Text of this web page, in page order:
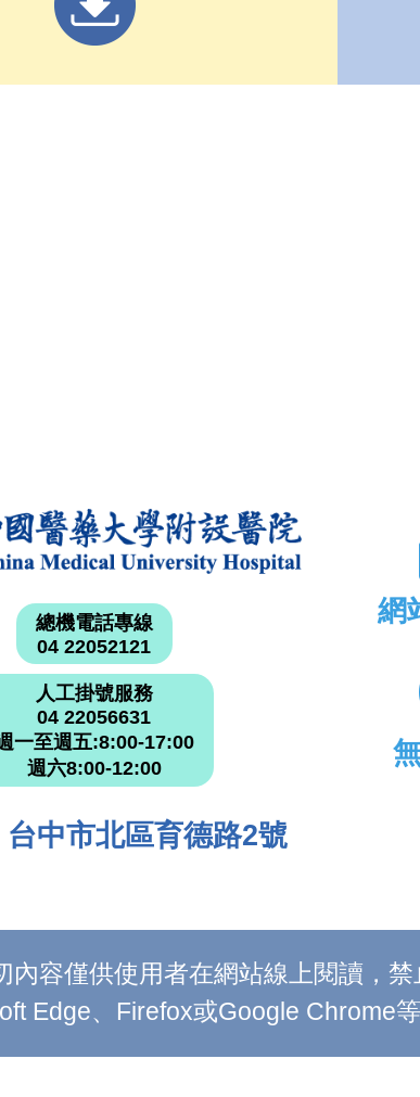
總機電話專線
04 22052121
人工掛號服務
04 22056631
一至週五:8:00-17:00
週六8:00-12:00
中市北區育德路2號
網
容僅供使用者在網站線上閱讀，
Edge、Firefox或Google Chrome等